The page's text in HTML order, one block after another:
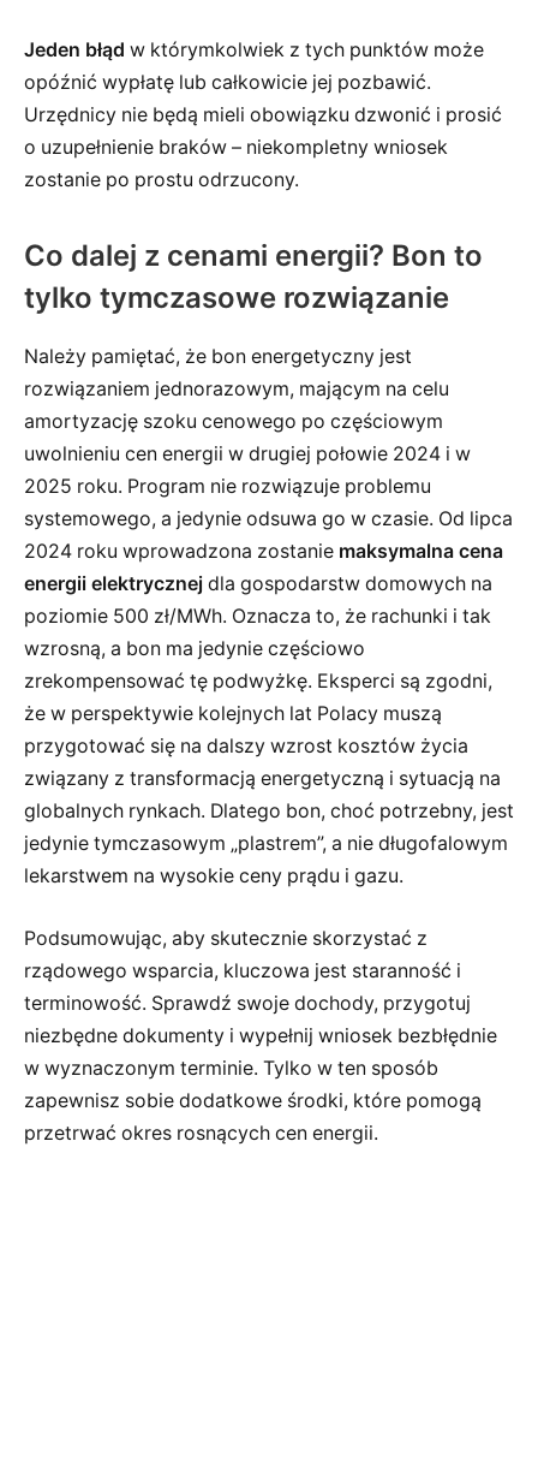
Jeden błąd w którymkolwiek z tych punktów może
opóźnić wypłatę lub całkowicie jej pozbawić.
Urzędnicy nie będą mieli obowiązku dzwonić i prosić
o uzupełnienie braków – niekompletny wniosek
zostanie po prostu odrzucony.
Co dalej z cenami energii? Bon to
tylko tymczasowe rozwiązanie
Należy pamiętać, że bon energetyczny jest
rozwiązaniem jednorazowym, mającym na celu
amortyzację szoku cenowego po częściowym
uwolnieniu cen energii w drugiej połowie 2024 i w
2025 roku. Program nie rozwiązuje problemu
systemowego, a jedynie odsuwa go w czasie. Od lipca
2024 roku wprowadzona zostanie maksymalna cena
energii elektrycznej dla gospodarstw domowych na
poziomie 500 zł/MWh. Oznacza to, że rachunki i tak
wzrosną, a bon ma jedynie częściowo
zrekompensować tę podwyżkę. Eksperci są zgodni,
że w perspektywie kolejnych lat Polacy muszą
przygotować się na dalszy wzrost kosztów życia
związany z transformacją energetyczną i sytuacją na
globalnych rynkach. Dlatego bon, choć potrzebny, jest
jedynie tymczasowym „plastrem”, a nie długofalowym
lekarstwem na wysokie ceny prądu i gazu.
Podsumowując, aby skutecznie skorzystać z
rządowego wsparcia, kluczowa jest staranność i
terminowość. Sprawdź swoje dochody, przygotuj
niezbędne dokumenty i wypełnij wniosek bezbłędnie
w wyznaczonym terminie. Tylko w ten sposób
zapewnisz sobie dodatkowe środki, które pomogą
przetrwać okres rosnących cen energii.